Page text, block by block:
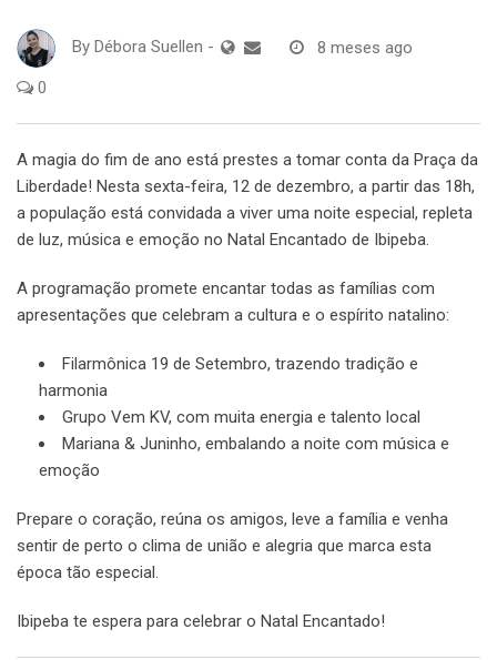
By Débora Suellen - 8 meses ago
0
A magia do fim de ano está prestes a tomar conta da Praça da
Liberdade! Nesta sexta-feira, 12 de dezembro, a partir das 18h,
a população está convidada a viver uma noite especial, repleta
de luz, música e emoção no Natal Encantado de Ibipeba.
A programação promete encantar todas as famílias com
apresentações que celebram a cultura e o espírito natalino:
Filarmônica 19 de Setembro, trazendo tradição e
harmonia
Grupo Vem KV, com muita energia e talento local
Mariana & Juninho, embalando a noite com música e
emoção
Prepare o coração, reúna os amigos, leve a família e venha
sentir de perto o clima de união e alegria que marca esta
época tão especial.
Ibipeba te espera para celebrar o Natal Encantado!